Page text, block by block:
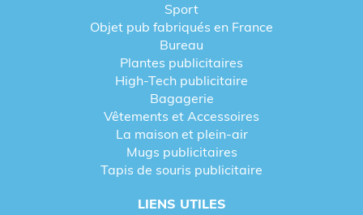
Sport
Objet pub fabriqués en France
Bureau
Plantes publicitaires
High-Tech publicitaire
Bagagerie
Vêtements et Accessoires
La maison et plein-air
Mugs publicitaires
Tapis de souris publicitaire
LIENS UTILES